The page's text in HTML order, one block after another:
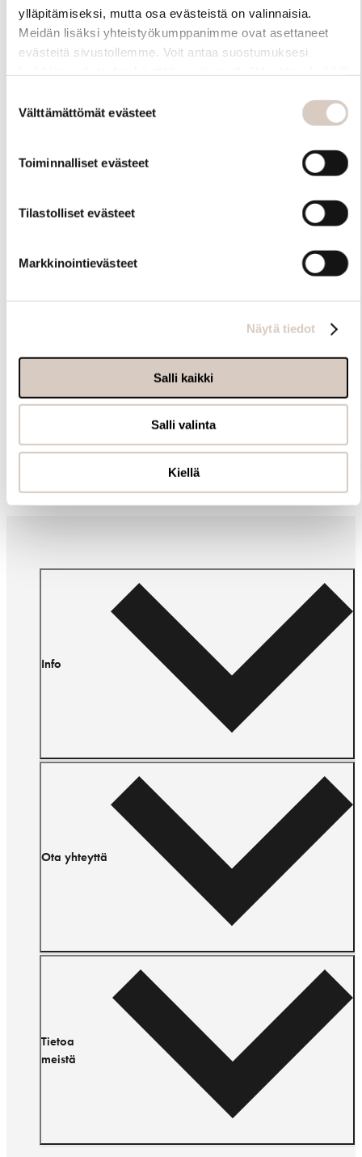
ylläpitämiseksi, mutta osa evästeistä on valinnaisia.
Meidän lisäksi yhteistyökumppanimme ovat asettaneet
evästeitä sivustollemme. Voit antaa suostumuksesi
myöhemmin ”Evästeasetukset” -linkin kautta.
valinta
Välttämättömät evästeet
Toiminnalliset evästeet
Tilastolliset evästeet
Markkinointievästeet
Näytä tiedot
Salli kaikki
Salli valinta
Kiellä
Samankaltaisia tuotteita
Muut ostivat myös
Info
Ota yhteyttä
Tietoa
meistä